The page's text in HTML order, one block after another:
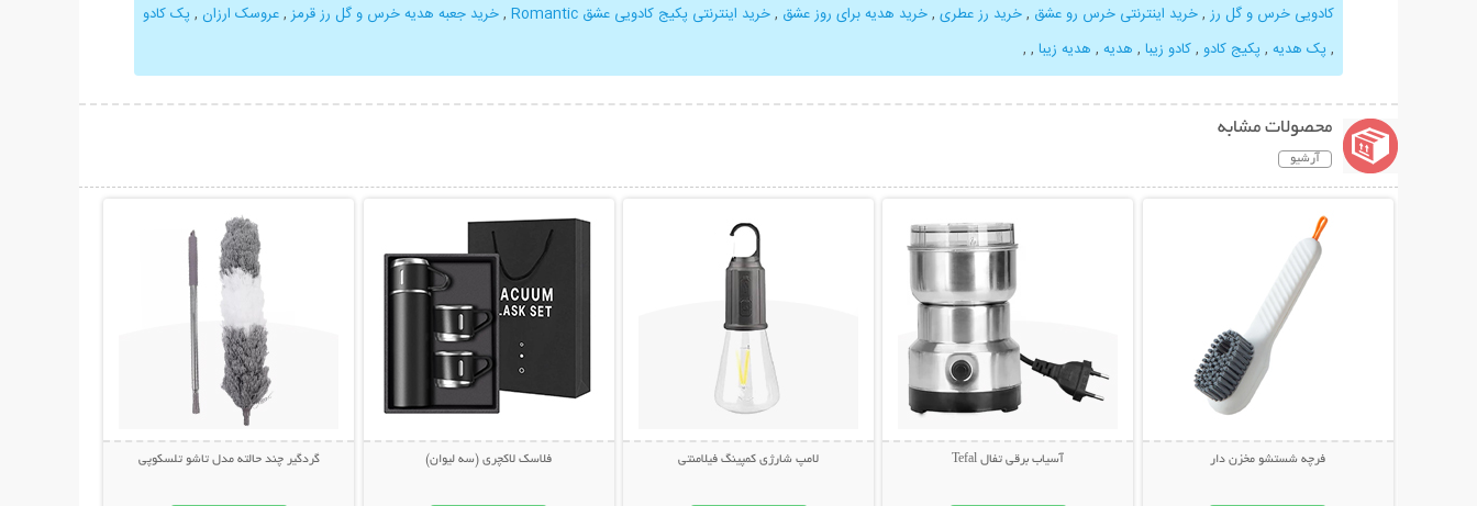
کادویی خرس و گل رز ,خرید اینترنتی خرس رو عشق ,خرید رز عطری ,خرید هدیه برای روز عشق ,خرید اینترنتی پکیج کادویی عشق Romantic ,خرید جعبه هدیه خرس و گل رز قرمز ,عروسک ارزان , پک کادو
, پک هدیه , پکیج کادو ,کادو زیبا , هدیه , هدیه زیبا ,
,
محصولات مشابه
آرشیو
فرچه شستشو مخزن دار آسیاب برقی تفال Tefal لامپ شارژی کمپینگ فیلامنتی فلاسک لاکچری (سه لیوان) گردگیر چند حالته مدل تاشو تلسکوپی